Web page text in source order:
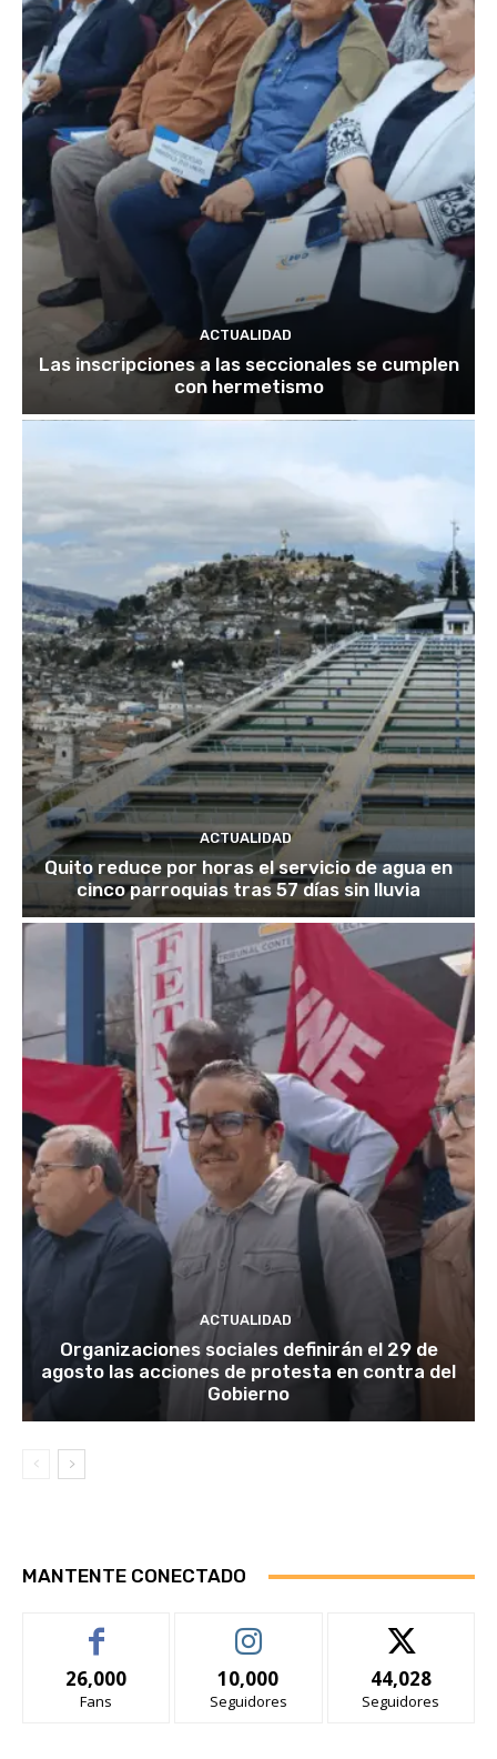
ACTUALIDAD
Las inscripciones a las seccionales se cumplen
con hermetismo
ACTUALIDAD
Quito reduce por horas el servicio de agua en
cinco parroquias tras 57 días sin lluvia
ACTUALIDAD
Organizaciones sociales definirán el 29 de
agosto las acciones de protesta en contra del
Gobierno
MANTENTE CONECTADO
26,000
Fans
10,000
Seguidores
44,028
Seguidores